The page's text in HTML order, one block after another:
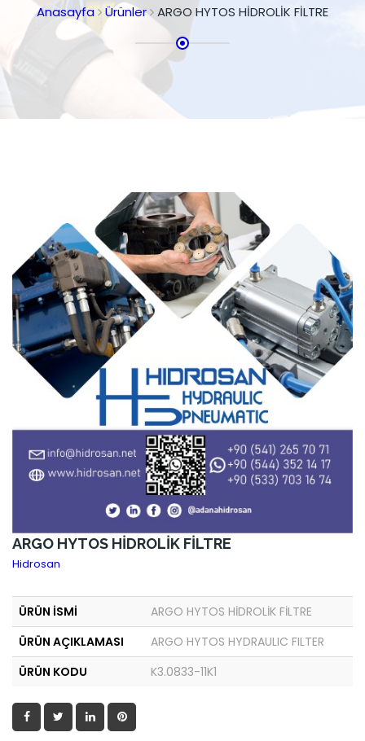
Anasayfa Ürünler ARGO HYTOS HİDROLİK FİLTRE
ARGO HYTOS HİDROLİK FİLTRE
Hidrosan
ÜRÜN İSMİ
ARGO HYTOS HİDROLİK FİLTRE
ÜRÜN AÇIKLAMASI
ARGO HYTOS HYDRAULIC FILTER
ÜRÜN KODU
K3.0833-11K1